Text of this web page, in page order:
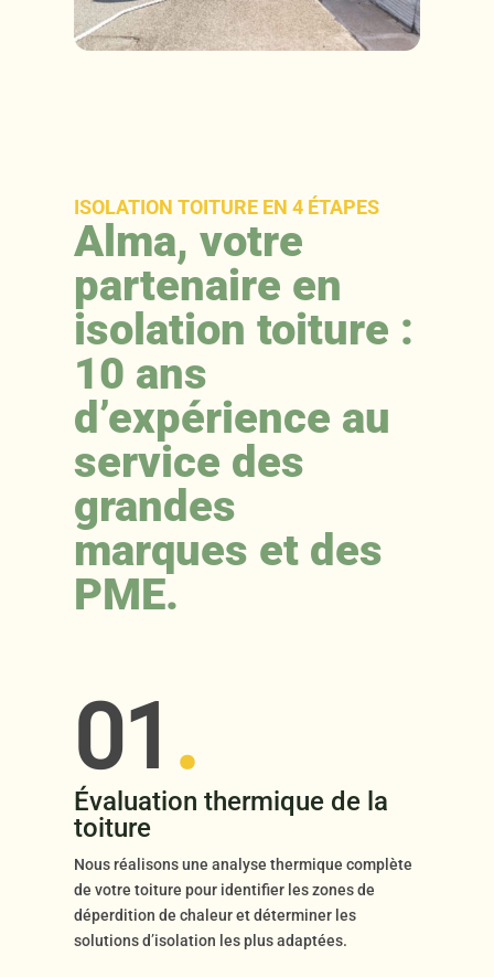
ISOLATION TOITURE EN 4 ÉTAPES
Alma, votre
partenaire en
isolation toiture :
10 ans
d’expérience au
service des
grandes
marques et des
PME.
01 .
Évaluation thermique de la
toiture
Nous réalisons une analyse thermique complète
de votre toiture pour identifier les zones de
déperdition de chaleur et déterminer les
solutions d’isolation les plus adaptées.